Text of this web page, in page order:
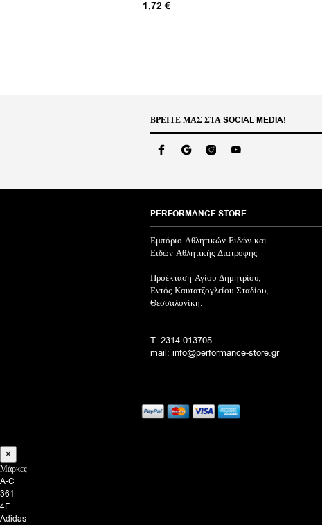
Original
1,72 €Η
ΒΡΕΊΤΕ ΜΑΣ ΣΤΑ SOCIAL MEDIA!
PERFORMANCE STORE
Εμπόριο Αθλητικών Ειδών και
Ειδών Αθλητικής Διατροφής
Προέκταση Αγίου Δημητρίου,
Εντός Καυτατζογλείου Σταδίου,
Θεσσαλονίκη.
T. 2314-013705
mail: info@performance-store.gr
×
Μάρκες
A-C
361
4F
Adidas